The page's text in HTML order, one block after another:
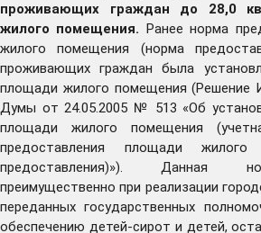
проживающих граждан до 28,0
жилого помещения. Ранее норма
жилого помещения (норма
проживающих граждан была
площади жилого помещения (Решение
Думы от 24.05.2005 № 513 «Об
площади жилого помещения
предоставления площади
предоставления)»). Данная
преимущественно при реализации
переданных государственных
обеспечению детей-сирот и детей,